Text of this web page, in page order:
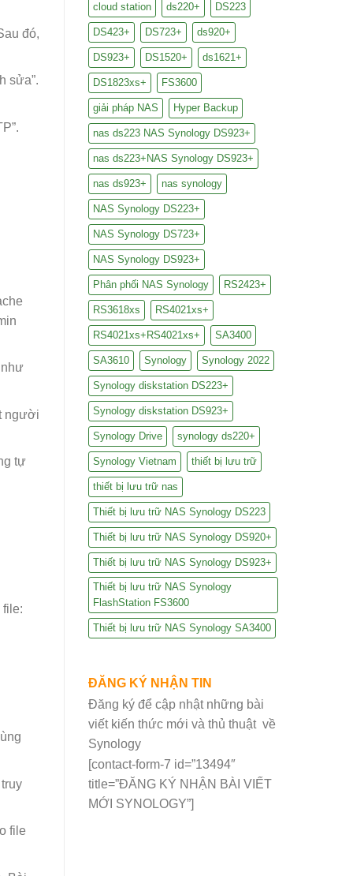
đó,
sửa”.
người
tự
file:
file
cloud station ds220+ DS223
DS423+ DS723+ ds920+
DS923+ DS1520+ ds1621+
DS1823xs+ FS3600
giải pháp NAS Hyper Backup
nas ds223 NAS Synology DS923+
nas ds223+NAS Synology DS923+
nas ds923+ nas synology
NAS Synology DS223+
NAS Synology DS723+
NAS Synology DS923+
Phân phối NAS Synology RS2423+
RS3618xs RS4021xs+
RS4021xs+RS4021xs+ SA3400
SA3610 Synology Synology 2022
Synology diskstation DS223+
Synology diskstation DS923+
Synology Drive synology ds220+
Synology Vietnam thiết bị lưu trữ
thiết bị lưu trữ nas
Thiết bị lưu trữ NAS Synology DS223
Thiết bị lưu trữ NAS Synology DS920+
Thiết bị lưu trữ NAS Synology DS923+
Thiết bị lưu trữ NAS Synology
FlashStation FS3600
Thiết bị lưu trữ NAS Synology SA3400
ĐĂNG KÝ NHẬN TIN
Đăng ký để cập nhật những bài
viết kiến thức mới và thủ thuật về
Synology
[contact-form-7 id=”13494″
title=”ĐĂNG KÝ NHẬN BÀI VIẾT
MỚI SYNOLOGY”]